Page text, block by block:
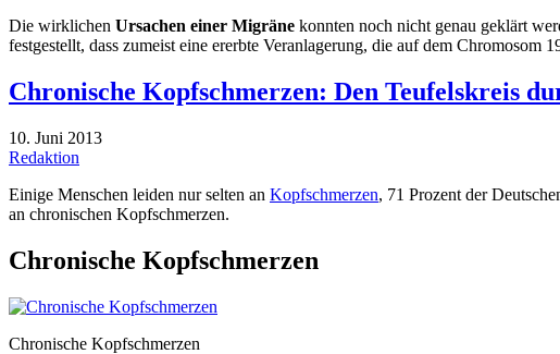
Die wirklichen Ursachen einer Migräne konnten noch nicht genau geklärt
festgestellt, dass zumeist eine ererbte Veranlagerung, die auf dem Chromosom
Chronische Kopfschmerzen: Den Teufelskreis
10. Juni 2013
Redaktion
Einige Menschen leiden nur selten an Kopfschmerzen, 71 Prozent der
an chronischen Kopfschmerzen.
Chronische Kopfschmerzen
Chronische Kopfschmerzen